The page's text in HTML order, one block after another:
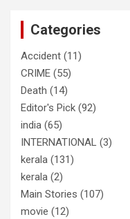
Categories
Accident (11)
CRIME (55)
Death (14)
Editor's Pick (92)
india (65)
INTERNATIONAL (3)
kerala (131)
kerala (2)
Main Stories (107)
movie (12)